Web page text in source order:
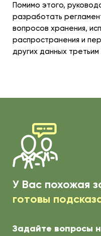
Помимо этого,
разработать
вопросов хранения,
распространения и
других данных третьим
У Вас похожая
готовы
Задайте вопросы